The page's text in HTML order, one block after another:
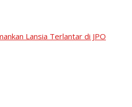
Lansia Terlantar di JPO